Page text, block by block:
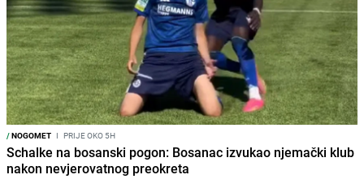
/NOGOMET I PRIJE OKO 5H
Schalke na bosanski pogon: Bosanac izvukao njemački klub
nakon nevjerovatnog preokreta